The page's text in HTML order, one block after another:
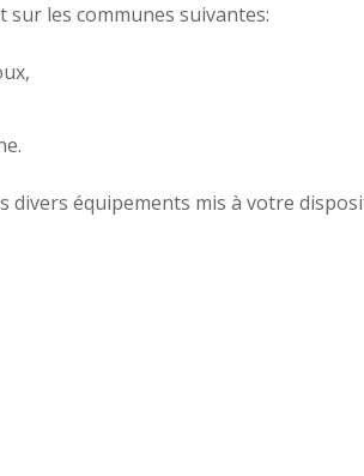
sur les communes suivantes:
divers équipements mis à votre